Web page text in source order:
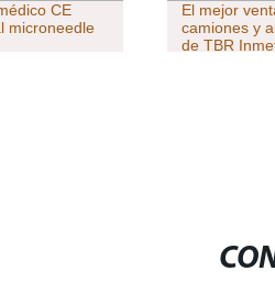
CE
microneedle
El mejor
camiones y
de TBR